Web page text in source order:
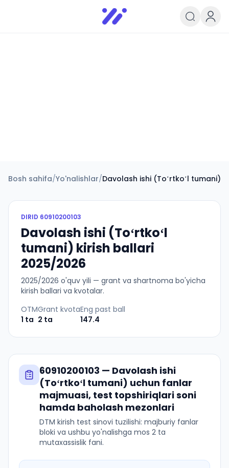
Infoedu
Ta&#039;lim xabarlari va
Bosh sahifa/Yo'nalishlar/Davolash ishi (Toʻrtkoʻl tumani)
DIRID 60910200103
Davolash ishi (Toʻrtkoʻl
tumani) kirish ballari
2025/2026
2025/2026 o'quv yili — grant va shartnoma bo'yicha
kirish ballari va kvotalar.
OTM
1 ta
Grant kvota
2 ta
Eng past ball
147.4
60910200103 — Davolash ishi
(Toʻrtkoʻl tumani) uchun fanlar
majmuasi, test topshiriqlari soni
hamda baholash mezonlari
DTM kirish test sinovi tuzilishi: majburiy fanlar
bloki va ushbu yo'nalishga mos 2 ta
mutaxassislik fani.